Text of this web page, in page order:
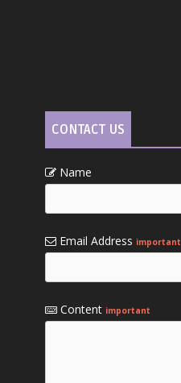
CONTACT US
Name
Email Address important
Content important